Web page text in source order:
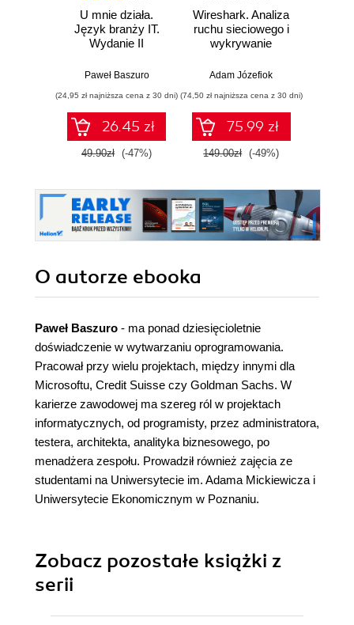
U mnie działa.
Język branży IT.
Wydanie II
Paweł Baszuro
(24,95 zł najniższa cena z 30 dni)
26.45 zł
49.90zł (-47%)
Wireshark. Analiza
ruchu sieciowego i
wykrywanie
Adam Józefiok
(74,50 zł najniższa cena z 30 dni)
75.99 zł
149.00zł (-49%)
O autorze ebooka
Paweł Baszuro - ma ponad dziesięcioletnie
doświadczenie w wytwarzaniu oprogramowania.
Pracował przy wielu projektach, między innymi dla
Microsoftu, Credit Suisse czy Goldman Sachs. W
karierze zawodowej ma szereg ról w projektach
informatycznych, od programisty, przez administratora,
testera, architekta, analityka biznesowego, po
menadżera zespołu. Prowadził również zajęcia ze
studentami na Uniwersytecie im. Adama Mickiewicza i
Uniwersytecie Ekonomicznym w Poznaniu.
Zobacz pozostałe książki z
serii